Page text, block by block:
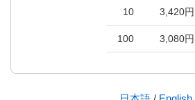
10 3,420円
100 3,080円